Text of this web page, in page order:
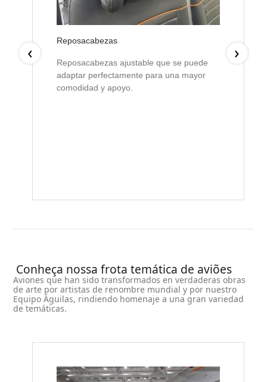
‹ Reposacabezas
Reposacabezas ajustable que se puede
adaptar perfectamente para una mayor
comodidad y apoyo.
›
Conheça nossa frota temática de aviões
Aviones que han sido transformados en verdaderas obras
de arte por artistas de renombre mundial y por nuestro
Equipo Águilas, rindiendo homenaje a una gran variedad
de temáticas.